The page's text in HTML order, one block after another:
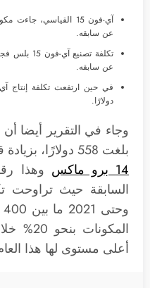
عن سابقه.
عن سابقه.
دولارًا.
بلغت 558 دولارًا، بزيادة قدرها 12% عن طراز
14 برو ماكس
وهذا
أعلى مستوى لها هذا العام عند 558